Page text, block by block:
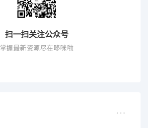
扫一扫关注公众号
掌握最新资源尽在哆咪啦